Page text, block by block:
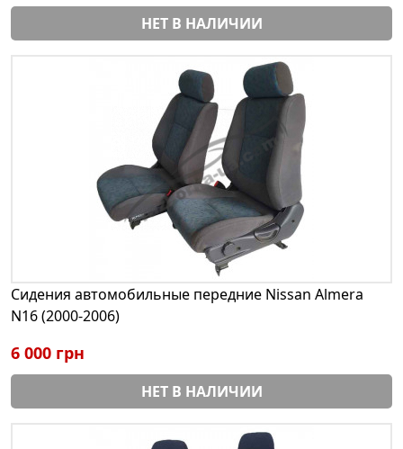
НЕТ В НАЛИЧИИ
Сидения автомобильные передние Nissan Almera
N16 (2000-2006)
6 000 грн
НЕТ В НАЛИЧИИ